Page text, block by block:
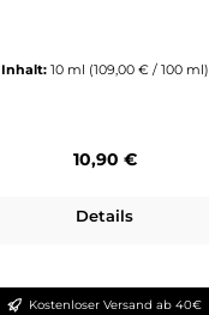
Inhalt: 10 ml (109,00 € / 100 ml)
Regulärer Preis:
10,90 €
Details
Kostenloser Versand ab 40€